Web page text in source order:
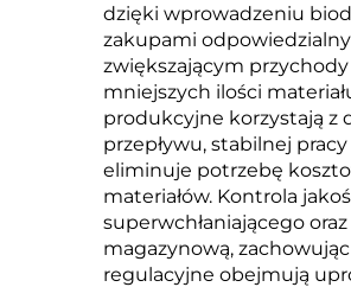
dzięki wprowadzeniu
zakupami
zwiększającym
mniejszych ilości
produkcyjne korzystają z
przepływu, stabilnej
eliminuje potrzebę
materiałów. Kontrola
superwchłaniającego
magazynową,
regulacyjne obejmują